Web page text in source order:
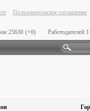
Пользовательское соглашение
25630 (+0) Работодателей: